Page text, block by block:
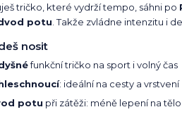
tričko, které vydrží tempo, sáhni po
potu . Takže zvládne intenzitu i
nosit
funkční tričko na sport i volný čas
: ideální na cesty a vrstvení
potu při zátěži: méně lepení na tělo